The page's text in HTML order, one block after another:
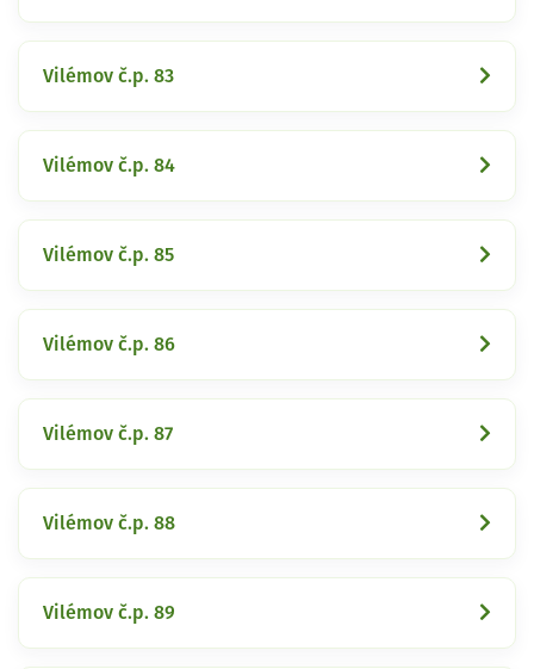
Vilémov č.p. 83
Vilémov č.p. 84
Vilémov č.p. 85
Vilémov č.p. 86
Vilémov č.p. 87
Vilémov č.p. 88
Vilémov č.p. 89